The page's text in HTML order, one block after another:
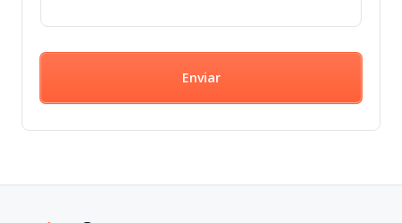
Enviar